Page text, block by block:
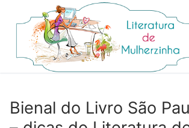
para
conteúdo
Bienal do Livro São